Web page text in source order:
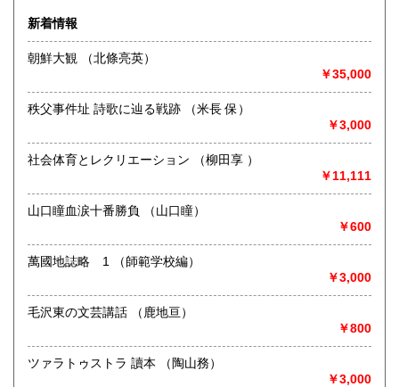
術・アート・建築・書道・理工学・東洋医学・ビジネス書・
武道・山岳・オカルト・幻想文学・サブカルチャー・70年
代、80年代アイドル・アニメ・漫画・雑誌・アダルト・マニ
◎メディア商品【ジャズ・ロック・クラシック・映画・アニ
メ・ゲーム・声優・アイドル・ビジネス・アダルト・車・バ
EP、カセット、ポスター、おもちゃ、グッズ、パンフレット
などマニアックなものを中心に高価買取
ンタイア・和本・漢籍・戦争㊙︎資料・書道具・茶道具・戦前
絵はがき・鳥瞰図・古地図・浮世絵・軸・拓本・印譜・エロ
グロ】など古いものの中には希少価値の高いものも多数ござ
いますので価値がないと処分される前に是非 ｢古本倶楽部｣ま
沿線名：-
営業時間：-
定休日：-
新着情報
朝鮮大観 （北條亮英）
￥35,000
秩父事件址 詩歌に辿る戦跡 （米長 保）
￥3,000
社会体育とレクリエーション （柳田享 ）
￥11,111
山口瞳血涙十番勝負 （山口瞳）
￥600
萬國地誌略 1 （師範学校編）
￥3,000
毛沢東の文芸講話 （鹿地亘）
￥800
ツァラトゥストラ 讀本 （陶山務）
￥3,000